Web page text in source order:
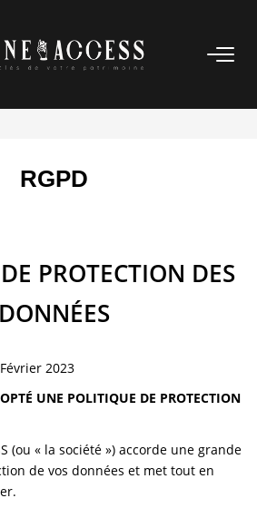
/ VENDRE
Nos Biens Vendus
FAIRE GÉRER
AGENCE
RGPD
PROTECTION DES
DONNÉES
2023
UNE POLITIQUE DE PROTECTION
(ou « la société ») accorde une grande
de vos données et met tout en